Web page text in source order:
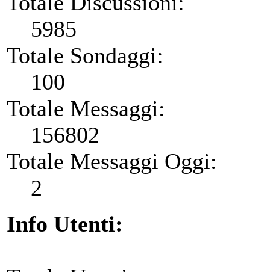
5985
Totale Sondaggi:
100
Totale Messaggi:
156802
Totale Messaggi Oggi:
2
Info Utenti: